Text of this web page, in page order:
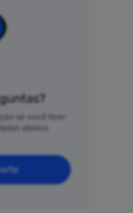
se você tiver
abaixo